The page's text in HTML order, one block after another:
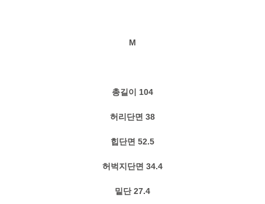
M
총길이 104
허리단면 38
힙단면 52.5
허벅지단면 34.4
밑단 27.4